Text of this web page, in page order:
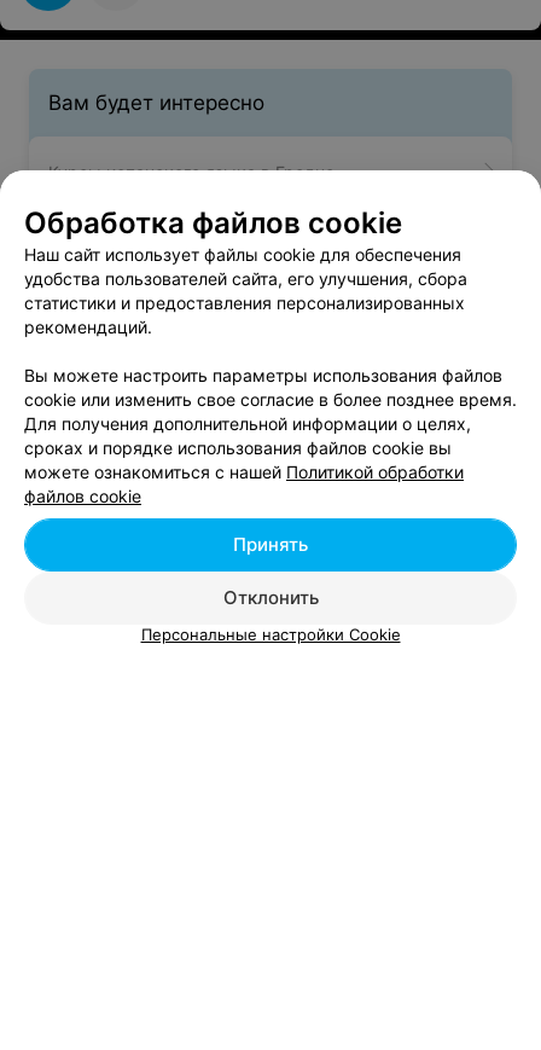
Вам будет интересно
Курсы испанского языка в Гродно
Курсы китайского языка в Гродно
Курсы французского языка в Гродно
Добавить компанию
Добавить специалиста
Обработка файлов cookie
Наш сайт использует файлы cookie для обеспечения
удобства пользователей сайта, его улучшения, сбора
статистики и предоставления персонализированных
рекомендаций.
Вы можете настроить параметры использования файлов
cookie или изменить свое согласие в более позднее время.
Для получения дополнительной информации о целях,
сроках и порядке использования файлов cookie вы
можете ознакомиться с нашей Политикой обработки
файлов cookie
Отклонить
Принять
Персональные настройки Cookie